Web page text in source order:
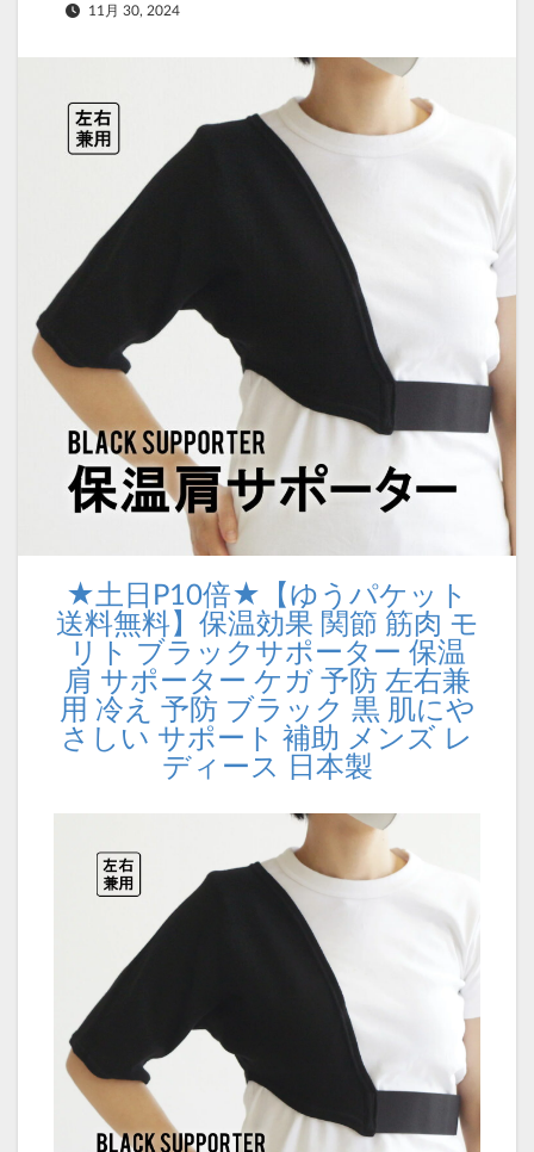
11月 30, 2024
★土日P10倍★【ゆうパケット
送料無料】保温効果 関節 筋肉 モ
リト ブラックサポーター 保温
肩 サポーター ケガ 予防 左右兼
用 冷え 予防 ブラック 黒 肌にや
さしい サポート 補助 メンズ レ
ディース 日本製